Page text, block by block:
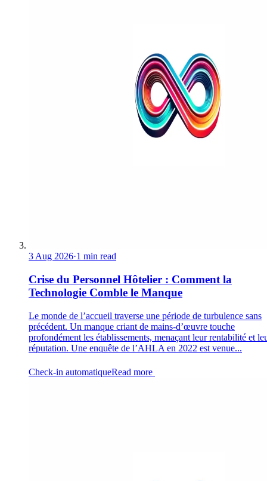
3 Aug 2026·1 min read
Crise du Personnel Hôtelier : Comment la
Technologie Comble le Manque
Le monde de l’accueil traverse une période de turbulence sans
précédent. Un manque criant de mains-d’œuvre touche
profondément les établissements, menaçant leur rentabilité et
réputation. Une enquête de l’AHLA en 2022 est venue...
Check-in automatiqueRead more